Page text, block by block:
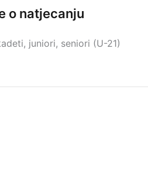
o natjecanju
juniori, seniori (U-21)